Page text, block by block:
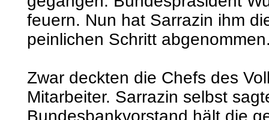
feuern. Nun hat Sarrazin ihm
peinlichen Schritt
Zwar deckten die Chefs des
Mitarbeiter. Sarrazin selbst
Bundesbankvorstand hält die